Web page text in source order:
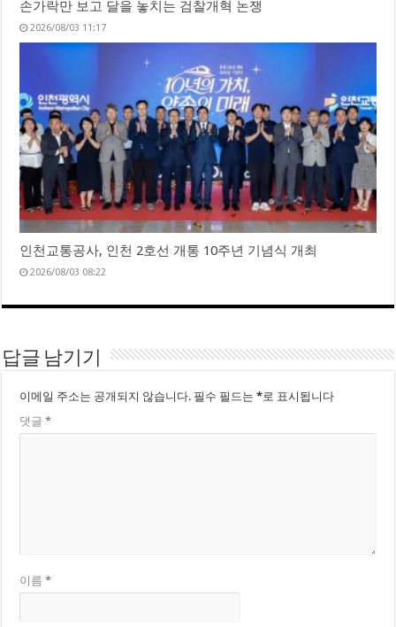
손가락만 보고 달을 놓치는 검찰개혁 논쟁
2026/08/03 11:17
인천교통공사, 인천 2호선 개통 10주년 기념식 개최
2026/08/03 08:22
답글 남기기
이메일 주소는 공개되지 않습니다. 필수 필드는*로 표시됩니다
댓글*
이름*